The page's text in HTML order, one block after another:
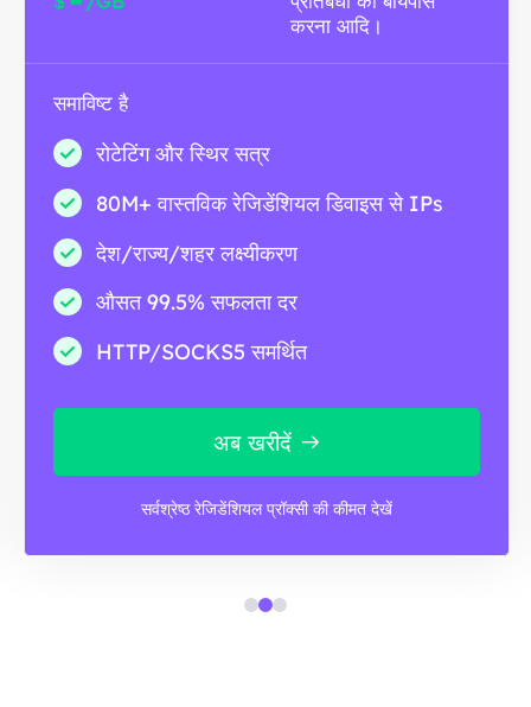
करना आदि।
समाविष्ट है
रोटेटिंग और स्थिर सत्र
80M+ वास्तविक रेजिडेंशियल डिवाइस से IPs
देश/राज्य/शहर लक्ष्यीकरण
औसत 99.5% सफलता दर
HTTP/SOCKS5 समर्थित
अब खरीदें
सर्वश्रेष्ठ रेजिडेंशियल प्रॉक्सी की कीमत देखें